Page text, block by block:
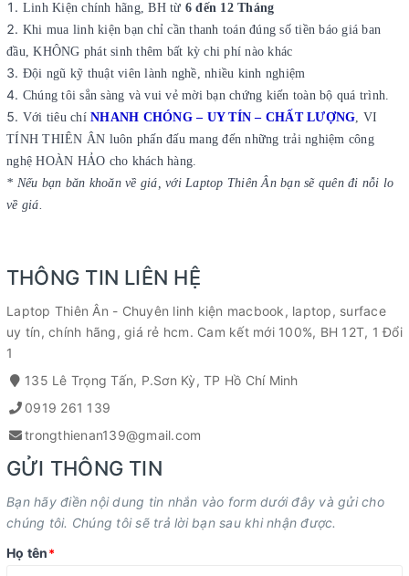
Linh Kiện chính hãng, BH từ 6 đến 12 Tháng
Khi mua linh kiện bạn chỉ cần thanh toán đúng số tiền báo giá ban
đầu, KHÔNG phát sinh thêm bất kỳ chi phí nào khác
Đội ngũ kỹ thuật viên lành nghề, nhiều kinh nghiệm
Chúng tôi sẳn sàng và vui vẻ mời bạn chứng kiến toàn bộ quá trình.
Với tiêu chí NHANH CHÓNG – UY TÍN – CHẤT LƯỢNG, VI
TÍNH THIÊN ÂN luôn phấn đấu mang đến những trải nghiệm công
nghệ HOÀN HẢO cho khách hàng.
* Nếu bạn băn khoăn về giá, với Laptop Thiên Ân bạn sẽ quên đi nỗi lo
về giá.
THÔNG TIN LIÊN HỆ
Laptop Thiên Ân - Chuyên linh kiện macbook, laptop, surface
uy tín, chính hãng, giá rẻ hcm. Cam kết mới 100%, BH 12T, 1 Đổi
1
135 Lê Trọng Tấn, P.Sơn Kỳ, TP Hồ Chí Minh
0919 261 139
trongthienan139@gmail.com
GỬI THÔNG TIN
Bạn hãy điền nội dung tin nhắn vào form dưới đây và gửi cho
chúng tôi. Chúng tôi sẽ trả lời bạn sau khi nhận được.
Họ tên*